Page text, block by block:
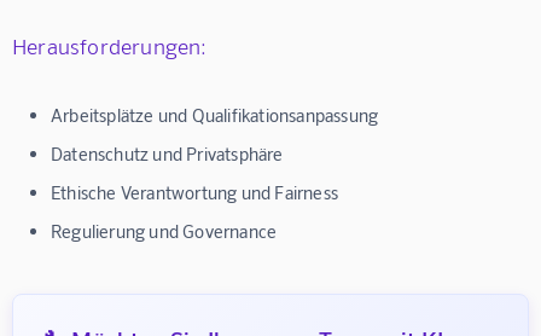
Herausforderungen:
Arbeitsplätze und Qualifikationsanpassung
Datenschutz und Privatsphäre
Ethische Verantwortung und Fairness
Regulierung und Governance